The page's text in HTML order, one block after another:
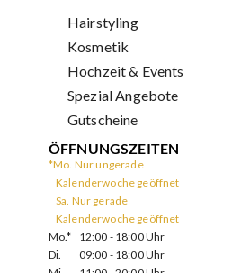
Hairstyling
Kosmetik
Hochzeit & Events
Spezial Angebote
Gutscheine
ÖFFNUNGSZEITEN
*Mo. Nur ungerade
Kalenderwoche geöffnet
Sa. Nur gerade
Kalenderwoche geöffnet
Mo.*
12:00 - 18:00 Uhr
Di.
09:00 - 18:00 Uhr